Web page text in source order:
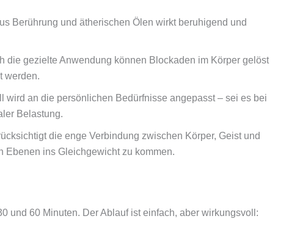
Berührung und ätherischen Ölen wirkt beruhigend und
die gezielte Anwendung können Blockaden im Körper gelöst
werden.
wird an die persönlichen Bedürfnisse angepasst – sei es bei
Belastung.
die enge Verbindung zwischen Körper, Geist und
Ebenen ins Gleichgewicht zu kommen.
und 60 Minuten. Der Ablauf ist einfach, aber wirkungsvoll: